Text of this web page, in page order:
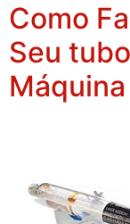
Como
Seu